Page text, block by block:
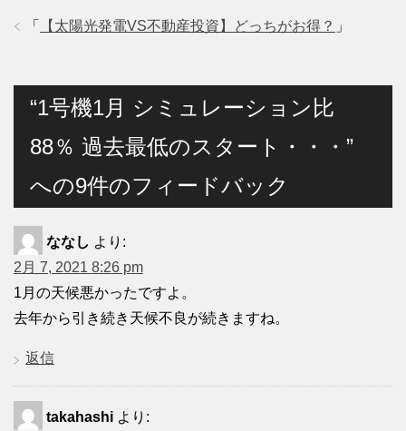
「 【太陽光発電VS不動産投資】どっちがお得？ 」
“1号機1月 シミュレーション比
88％ 過去最低のスタート・・・”
への9件のフィードバック
ななし より:
2月 7, 2021 8:26 pm
1月の天候悪かったですよ。
去年から引き続き天候不良が続きますね。
返信
takahashi より: